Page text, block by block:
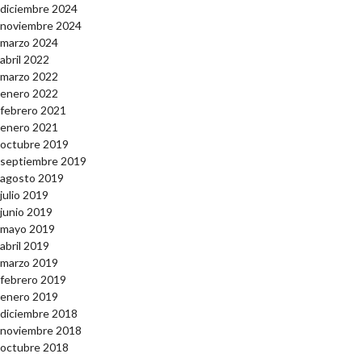
diciembre 2024
noviembre 2024
marzo 2024
abril 2022
marzo 2022
enero 2022
febrero 2021
enero 2021
octubre 2019
septiembre 2019
agosto 2019
julio 2019
junio 2019
mayo 2019
abril 2019
marzo 2019
febrero 2019
enero 2019
diciembre 2018
noviembre 2018
octubre 2018